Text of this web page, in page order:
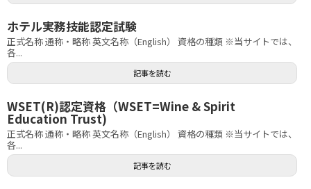
ホテル実務技能認定試験
正式名称 通称・略称 英文名称（English） 資格の種類 ※当サイトでは、
各...
記事を読む
WSET(R)認定資格（WSET=Wine & Spirit
Education Trust)
正式名称 通称・略称 英文名称（English） 資格の種類 ※当サイトでは、
各...
記事を読む